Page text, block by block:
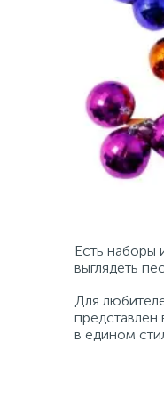
Есть наборы
выглядеть
Для
представлен
в едином